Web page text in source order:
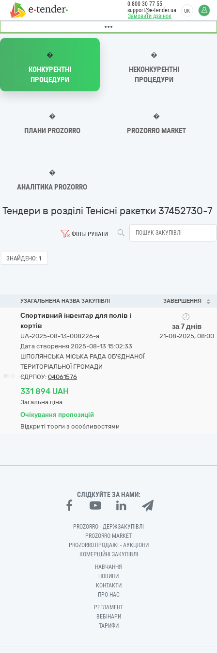
Замовити дзвінок
0 800 30 77 55
support@e-tender.ua
UK
�
КОНКУРЕНТНІ
ПРОЦЕДУРИ
�
НЕКОНКУРЕНТНІ
ПРОЦЕДУРИ
�
ПЛАНИ PROZORRO
�
PROZORRO MARKET
�
АНАЛІТИКА PROZORRO
Тендери в розділі Тенісні ракетки 37452730-7
ФІЛЬТРУВАТИ
ЗНАЙДЕНО: 1
УЗАГАЛЬНЕНА НАЗВА ЗАКУПІВЛІ ЗАВЕРШЕННЯ
Спортивний інвентар для полів і
кортів
UA-2025-08-13-008226-a
Дата створення 2025-08-13 15:02:33
ШПОЛЯНСЬКА МІСЬКА РАДА ОБ'ЄДНАНОЇ
ТЕРИТОРІАЛЬНОЇ ГРОМАДИ
ЄДРПОУ: 04061576
331 894 UAH
Загальна ціна
Очікування пропозицій
Відкриті торги з особливостями
за 7 днів
21-08-2025, 08:00
СЛІДКУЙТЕ ЗА НАМИ:
PROZORRO - ДЕРЖЗАКУПІВЛІ
PROZORRO MARKET
PROZORRO.ПРОДАЖІ - АУКЦІОНИ
КОМЕРЦІЙНІ ЗАКУПІВЛІ
НАВЧАННЯ
НОВИНИ
КОНТАКТИ
ПРО НАС
РЕГЛАМЕНТ
ВЕБІНАРИ
ТАРИФИ